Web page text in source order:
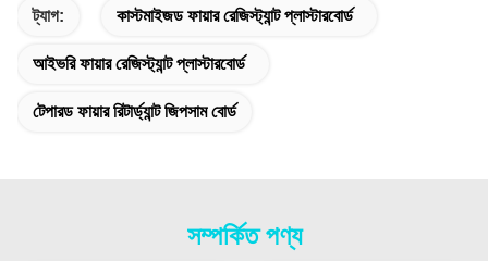
ট্যাগ: কাস্টমাইজড ফায়ার রেজিস্ট্যান্ট প্লাস্টারবোর্ড
আইভরি ফায়ার রেজিস্ট্যান্ট প্লাস্টারবোর্ড
টেপারড ফায়ার রিটার্ড্যান্ট জিপসাম বোর্ড
সম্পর্কিত পণ্য